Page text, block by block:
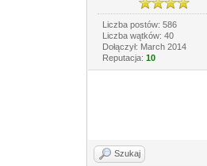
Liczba postów: 586
Liczba wątków: 40
Dołączył: March 2014
Reputacja: 10
Szukaj